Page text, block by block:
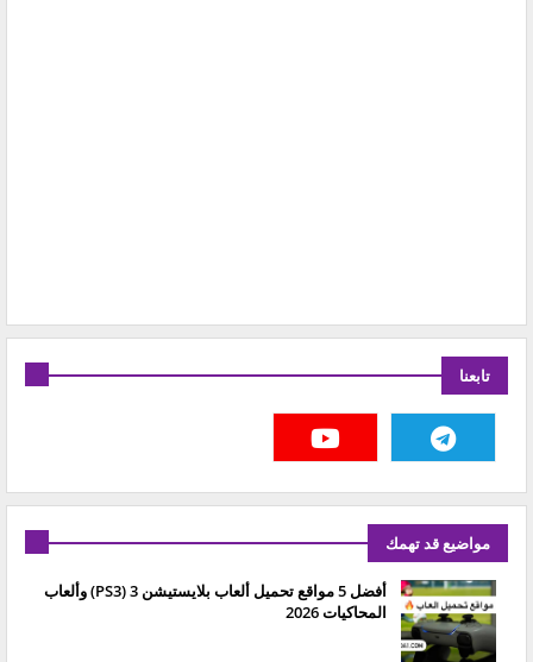
تابعنا
مواضيع قد تهمك
أفضل 5 مواقع تحميل ألعاب بلايستيشن 3 (PS3) وألعاب
المحاكيات 2026